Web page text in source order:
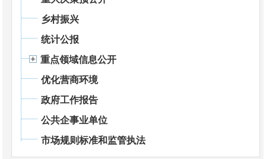
乡村振兴
统计公报
重点领域信息公开
优化营商环境
政府工作报告
公共企事业单位
市场规则标准和监管执法